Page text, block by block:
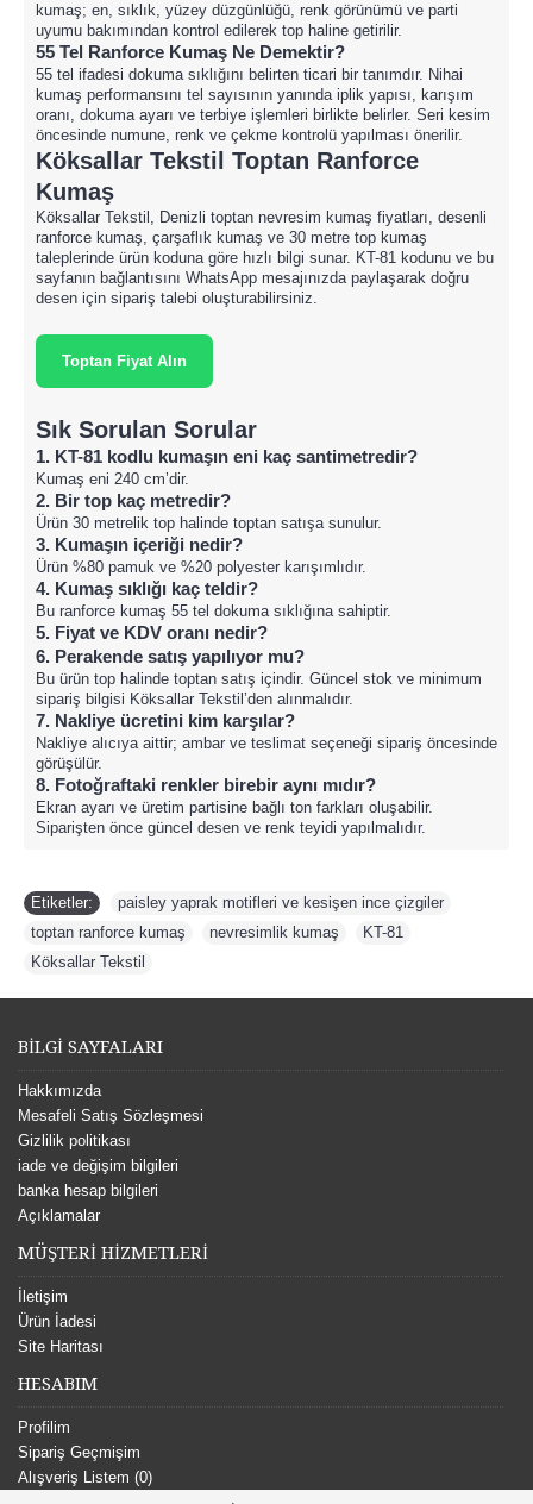
kumaş; en, sıklık, yüzey düzgünlüğü, renk görünümü ve parti
uyumu bakımından kontrol edilerek top haline getirilir.
55 Tel Ranforce Kumaş Ne Demektir?
55 tel ifadesi dokuma sıklığını belirten ticari bir tanımdır. Nihai
kumaş performansını tel sayısının yanında iplik yapısı, karışım
oranı, dokuma ayarı ve terbiye işlemleri birlikte belirler. Seri kesim
öncesinde numune, renk ve çekme kontrolü yapılması önerilir.
Köksallar Tekstil Toptan Ranforce
Kumaş
Köksallar Tekstil, Denizli toptan nevresim kumaş fiyatları, desenli
ranforce kumaş, çarşaflık kumaş ve 30 metre top kumaş
taleplerinde ürün koduna göre hızlı bilgi sunar. KT-81 kodunu ve bu
sayfanın bağlantısını WhatsApp mesajınızda paylaşarak doğru
desen için sipariş talebi oluşturabilirsiniz.
Toptan Fiyat Alın
Sık Sorulan Sorular
1. KT-81 kodlu kumaşın eni kaç santimetredir?
Kumaş eni 240 cm’dir.
2. Bir top kaç metredir?
Ürün 30 metrelik top halinde toptan satışa sunulur.
3. Kumaşın içeriği nedir?
Ürün %80 pamuk ve %20 polyester karışımlıdır.
4. Kumaş sıklığı kaç teldir?
Bu ranforce kumaş 55 tel dokuma sıklığına sahiptir.
5. Fiyat ve KDV oranı nedir?
6. Perakende satış yapılıyor mu?
Bu ürün top halinde toptan satış içindir. Güncel stok ve minimum
sipariş bilgisi Köksallar Tekstil’den alınmalıdır.
7. Nakliye ücretini kim karşılar?
Nakliye alıcıya aittir; ambar ve teslimat seçeneği sipariş öncesinde
görüşülür.
8. Fotoğraftaki renkler birebir aynı mıdır?
Ekran ayarı ve üretim partisine bağlı ton farkları oluşabilir.
Siparişten önce güncel desen ve renk teyidi yapılmalıdır.
Etiketler: paisley yaprak motifleri ve kesişen ince çizgiler
toptan ranforce kumaş
nevresimlik kumaş KT-81
Köksallar Tekstil
BİLGİ SAYFALARI
Hakkımızda
Mesafeli Satış Sözleşmesi
Gizlilik politikası
iade ve değişim bilgileri
banka hesap bilgileri
Açıklamalar
MÜŞTERİ HİZMETLERİ
İletişim
Ürün İadesi
Site Haritası
HESABIM
Profilim
Sipariş Geçmişim
Alışveriş Listem (0)